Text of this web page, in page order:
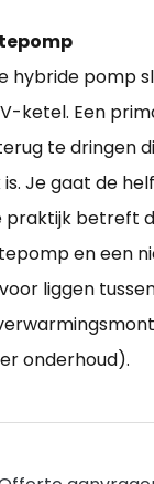
hybride pomp
ketel. Een
te dringen
is. Je gaat de
praktijk betreft
en een
liggen
onderhoud).